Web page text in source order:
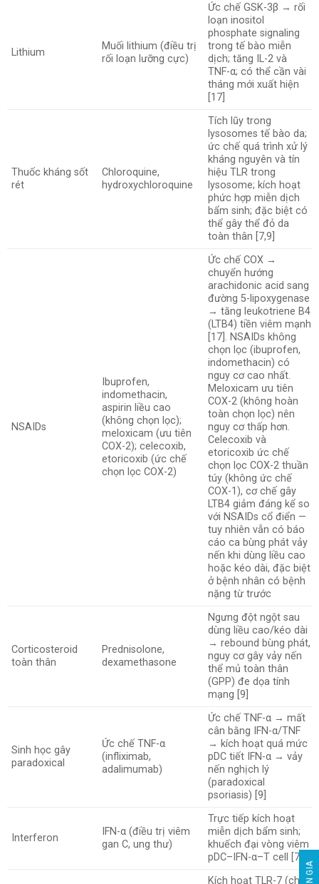
Lithium
Muối lithium (điều trị
rối loạn lưỡng cực)
Ức chế GSK-3β → rối
loạn inositol
phosphate signaling
trong tế bào miễn
dịch; tăng IL-2 và
TNF-α; có thể cần vài
tháng mới xuất hiện
[17]
Thuốc kháng sốt
rét
Chloroquine,
hydroxychloroquine
Tích lũy trong
lysosomes tế bào da;
ức chế quá trình xử lý
kháng nguyên và tín
hiệu TLR trong
lysosome; kích hoạt
phức hợp miễn dịch
bẩm sinh; đặc biệt có
thể gây thể đỏ da
toàn thân [7,9]
NSAIDs
Ibuprofen,
indomethacin,
aspirin liều cao
(không chọn lọc);
meloxicam (ưu tiên
COX-2); celecoxib,
etoricoxib (ức chế
chọn lọc COX-2)
Ức chế COX →
chuyển hướng
arachidonic acid sang
đường 5-lipoxygenase
→ tăng leukotriene B4
(LTB4) tiền viêm mạnh
[17]. NSAIDs không
chọn lọc (ibuprofen,
indomethacin) có
nguy cơ cao nhất.
Meloxicam ưu tiên
COX-2 (không hoàn
toàn chọn lọc) nên
nguy cơ thấp hơn.
Celecoxib và
etoricoxib ức chế
chọn lọc COX-2 thuần
túy (không ức chế
COX-1), cơ chế gây
LTB4 giảm đáng kể so
với NSAIDs cổ điển —
tuy nhiên vẫn có báo
cáo ca bùng phát vảy
nến khi dùng liều cao
hoặc kéo dài, đặc biệt
ở bệnh nhân có bệnh
nặng từ trước
Corticosteroid
toàn thân
Prednisolone,
dexamethasone
Ngưng đột ngột sau
dùng liều cao/kéo dài
→ rebound bùng phát,
nguy cơ gây vảy nến
thể mủ toàn thân
(GPP) đe dọa tính
mạng [9]
Sinh học gây
paradoxical
Ức chế TNF-α
(infliximab,
adalimumab)
Ức chế TNF-α → mất
cân bằng IFN-α/TNF
→ kích hoạt quá mức
pDC tiết IFN-α → vảy
nến nghịch lý
(paradoxical
psoriasis) [9]
Interferon
IFN-α (điều trị viêm
gan C, ung thư)
Trực tiếp kích hoạt
miễn dịch bẩm sinh;
khuếch đại vòng viêm
pDC–IFN-α–T cell [7,9]
Kích hoạt TLR-7 (chủ